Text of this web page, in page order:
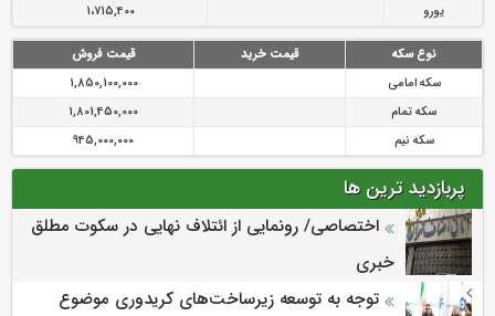
یورو
1،715,400
نوع سکه قیمت خرید
قیمت فروش
سکه امامی
1,850,100,000
سکه تمام
1,801,450,000
سکه نیم
945,000,000
پربازدید ترین ها
اختصاصی/ رونمایی از ائتلاف‌ نهایی در سکوت مطلق
خبری
توجه به توسعه زیرساخت‌های کریدوری موضوع